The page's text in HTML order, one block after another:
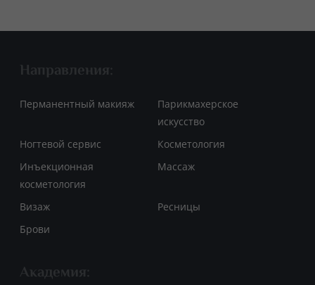
Направления:
Перманентный макияж
Парикмахерское
искусство
Ногтевой сервис
Косметология
Инъекционная
косметология
Массаж
Визаж
Ресницы
Брови
Академия: